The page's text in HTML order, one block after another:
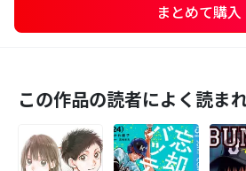
まとめて購入
この作品の読者によく読ま